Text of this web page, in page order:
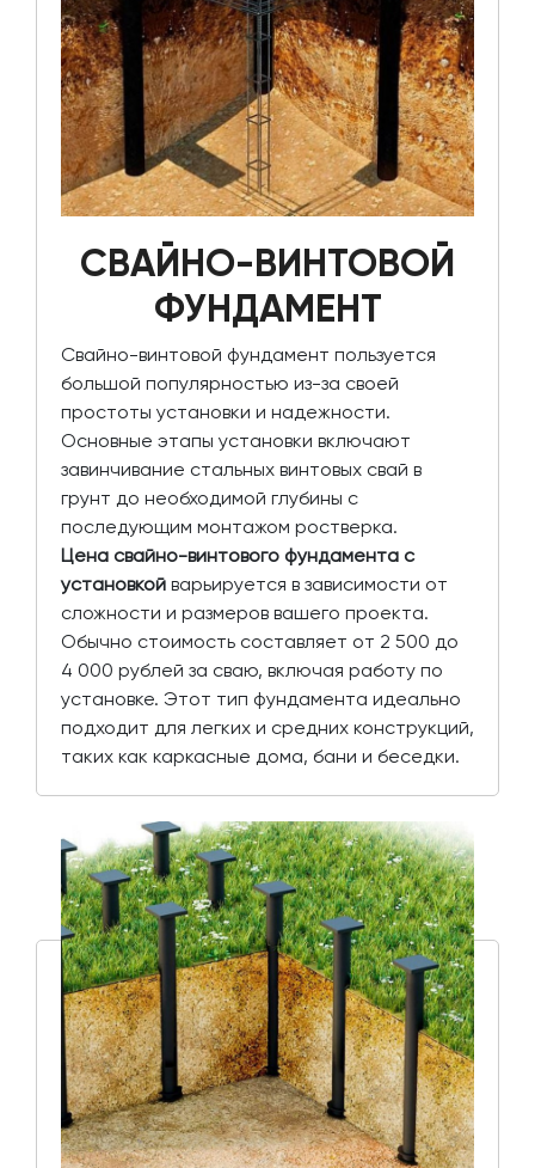
СВАЙНО-ВИНТОВОЙ
ФУНДАМЕНТ
Свайно-винтовой фундамент пользуется
большой популярностью из-за своей
простоты установки и надежности.
Основные этапы установки включают
завинчивание стальных винтовых свай в
грунт до необходимой глубины с
последующим монтажом ростверка.
Цена свайно-винтового фундамента с
установкой варьируется в зависимости от
сложности и размеров вашего проекта.
Обычно стоимость составляет от 2 500 до
4 000 рублей за сваю, включая работу по
установке. Этот тип фундамента идеально
подходит для легких и средних конструкций,
таких как каркасные дома, бани и беседки.